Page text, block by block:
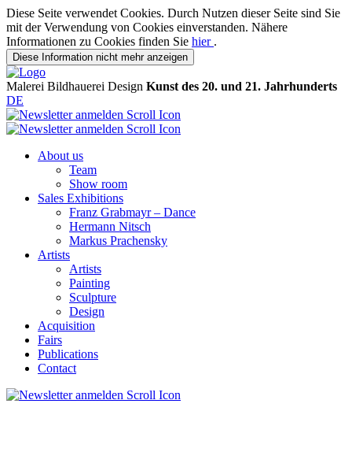
Diese Seite verwendet Cookies. Durch Nutzen dieser Seite sind Sie
mit der Verwendung von Cookies einverstanden. Nähere
Informationen zu Cookies finden Sie hier .
Diese Information nicht mehr anzeigen
Malerei Bildhauerei Design Kunst des 20. und 21. Jahrhunderts
DE
About us
Team
Show room
Sales Exhibitions
Franz Grabmayr – Dance
Hermann Nitsch
Markus Prachensky
Artists
Artists
Painting
Sculpture
Design
Acquisition
Fairs
Publications
Contact